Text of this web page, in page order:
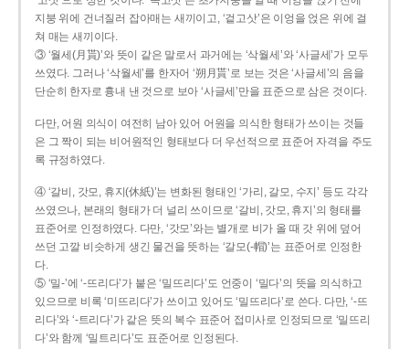
지붕 위에 건너질러 잡아매는 새끼이고, ‘겉고삿’은 이엉을 얹은 위에 걸
쳐 매는 새끼이다.
③ ‘월세(月貰)’와 뜻이 같은 말로서 과거에는 ‘삭월세’와 ‘사글세’가 모두
쓰였다. 그러나 ‘삭월세’를 한자어 ‘朔月貰’로 보는 것은 ‘사글세’의 음을
단순히 한자로 흉내 낸 것으로 보아 ‘사글세’만을 표준으로 삼은 것이다.
다만, 어원 의식이 여전히 남아 있어 어원을 의식한 형태가 쓰이는 것들
은 그 짝이 되는 비어원적인 형태보다 더 우선적으로 표준어 자격을 주도
록 규정하였다.
④ ‘갈비, 갓모, 휴지(休紙)’는 변화된 형태인 ‘가리, 갈모, 수지’ 등도 각각
쓰였으나, 본래의 형태가 더 널리 쓰이므로 ‘갈비, 갓모, 휴지’의 형태를
표준어로 인정하였다. 다만, ‘갓모’와는 별개로 비가 올 때 갓 위에 덮어
쓰던 고깔 비슷하게 생긴 물건을 뜻하는 ‘갈모(-帽)’는 표준어로 인정한
다.
⑤ ‘밀-’에 ‘-뜨리다’가 붙은 ‘밀뜨리다’도 언중이 ‘밀다’의 뜻을 의식하고
있으므로 비록 ‘미뜨리다’가 쓰이고 있어도 ‘밀뜨리다’로 쓴다. 다만, ‘-뜨
리다’와 ‘-트리다’가 같은 뜻의 복수 표준어 접미사로 인정되므로 ‘밀뜨리
다’와 함께 ‘밀트리다’도 표준어로 인정된다.